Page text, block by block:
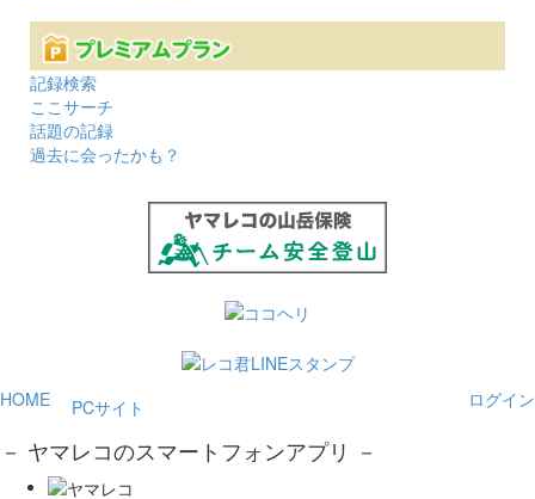
記録検索
ここサーチ
話題の記録
過去に会ったかも？
HOME ログイン
PCサイト
－ ヤマレコのスマートフォンアプリ －